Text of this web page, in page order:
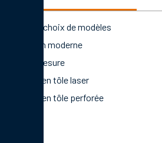
Large choix de modèles
Design moderne
Sur-mesure
Motif en tôle laser
Motif en tôle perforée